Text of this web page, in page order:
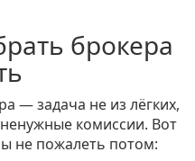
брокера
— задача не из лёгких,
комиссии. Вот
не пожалеть потом: